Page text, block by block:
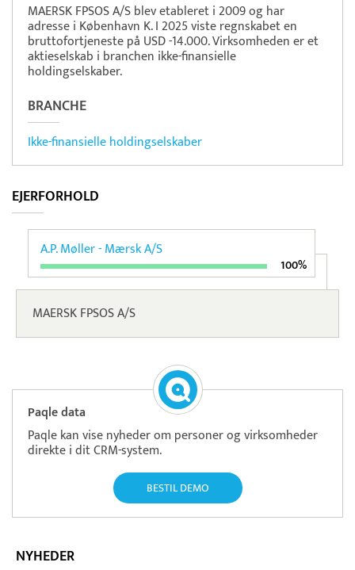
MAERSK FPSOS A/S blev etableret i 2009 og har
adresse i København K. I 2025 viste regnskabet en
bruttofortjeneste på USD -14.000. Virksomheden er et
aktieselskab i branchen ikke-finansielle
holdingselskaber.
BRANCHE
Ikke-finansielle holdingselskaber
EJERFORHOLD
A.P. Møller - Mærsk A/S
100%
MAERSK FPSOS A/S
Paqle data
Paqle kan vise nyheder om personer og virksomheder
direkte i dit CRM-system.
BESTIL DEMO
NYHEDER